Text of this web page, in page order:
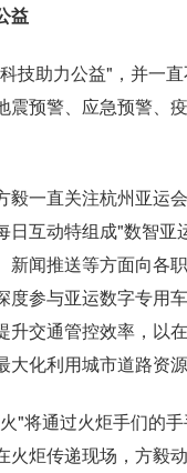
益
技助力公益"，并一
震预警、应急预警、
毅一直关注杭州亚运
日互动特组成"数智
新闻推送等方面向各
度参与亚运数字专用
交通管控效率，以
化利用城市道路资源
"将通过火炬手们的
炬传递现场，方毅